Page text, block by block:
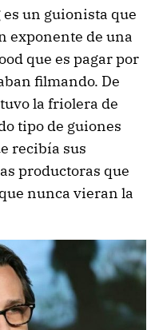
un guionista que
exponente de una
que es pagar por
filmando. De
la friolera de
tipo de guiones
recibía sus
productoras que
nunca vieran la